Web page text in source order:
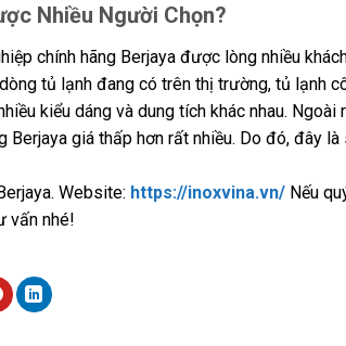
Nhiều Người Chọn?
chính hãng Berjaya được lòng nhiều
tủ lạnh đang có trên thị trường, tủ lạnh
kiểu dáng và dung tích khác nhau. Ngoài
Berjaya giá thấp hơn rất nhiều. Do đó, đây là
Website: https://inoxvina.vn/Nếu
vấn nhé!